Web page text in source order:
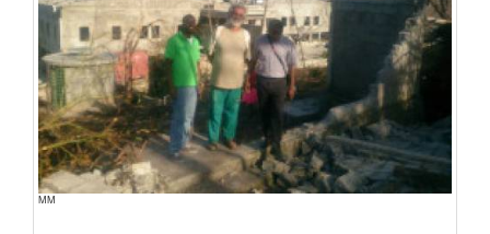
MM